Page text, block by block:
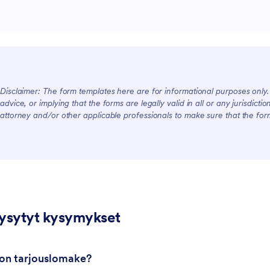
Disclaimer: The form templates here are for informational purposes
advice, or implying that the forms are legally valid in all or any
attorney and/or other applicable professionals to make sure that the
kysymykset
tarjouslomake?